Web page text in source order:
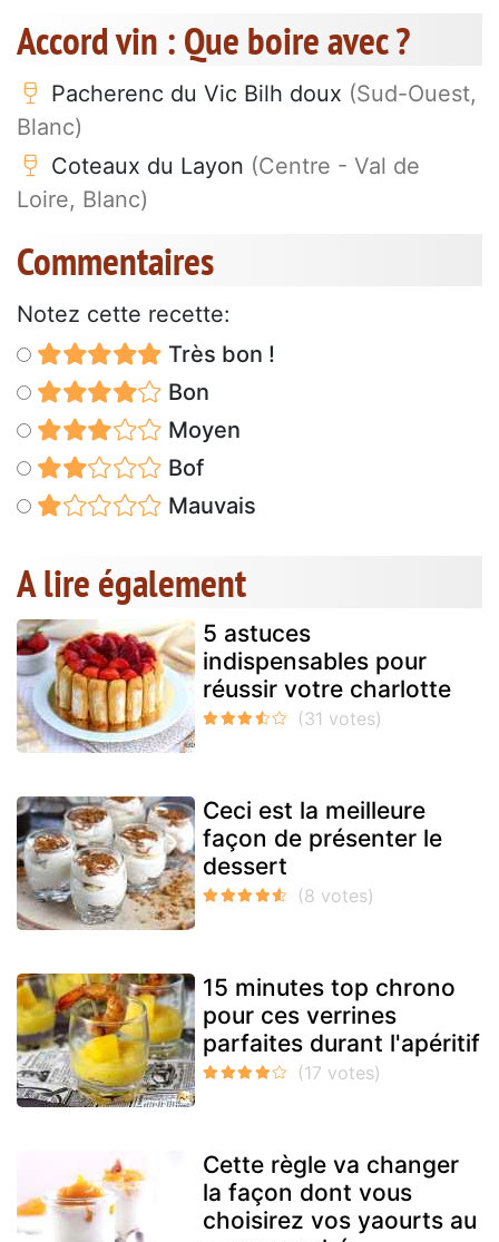
Accord vin : Que boire avec ?
Pacherenc du Vic Bilh doux (Sud-Ouest,
Blanc)
Coteaux du Layon (Centre - Val de
Loire, Blanc)
Commentaires
Notez cette recette:
Très bon !
Bon
Moyen
Bof
Mauvais
A lire également
5 astuces
indispensables pour
réussir votre charlotte
Ceci est la meilleure
façon de présenter le
dessert
15 minutes top chrono
pour ces verrines
parfaites durant l'apéritif
Cette règle va changer
la façon dont vous
choisirez vos yaourts au